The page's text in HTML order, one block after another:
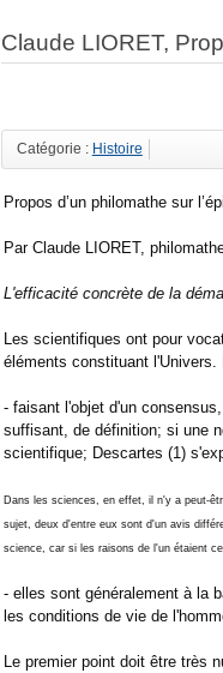
Claude LIORET,
Catégorie : Histoire
Propos d’un philomathe sur
Par Claude LIORET,
L'efficacité concrète de la
Les scientifiques ont pour
éléments constituant
- faisant l'objet d'un
suffisant, de définition; si une
scientifique; Descartes (1)
Dans les sciences, en effet, il n'y a peut-
sujet, deux d'entre eux sont d'un avis
science, car si les raisons de l'un étaient
- elles sont généralement à la
les conditions de vie de
Le premier point doit être très